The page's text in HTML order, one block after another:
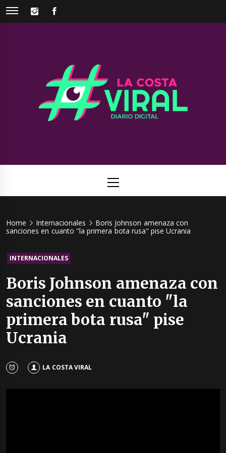
Skip
INSTAGRAM
Viral
Menu
Home Internacionales
Boris Johnson amenaza con
sanciones en cuanto "la primera bota rusa" pise Ucrania
INTERNACIONALES
Boris Johnson amenaza con
sanciones en cuanto "la
primera bota rusa" pise
Ucrania
LA COSTA VIRAL